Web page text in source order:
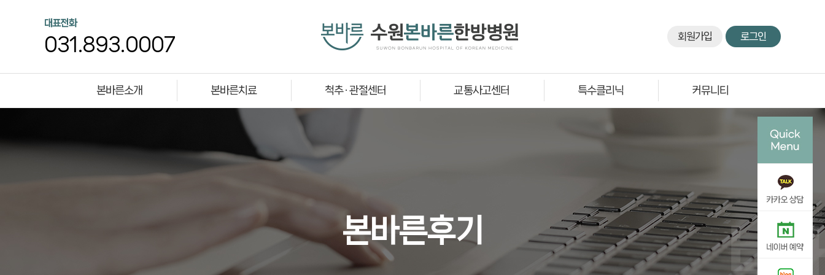
대표전화
031.893.0007 회원가입 로그인
본바른소개 본바른치료 척추 · 관절센터 교통사고센터 특수클리닉 커뮤니티
본바른후기